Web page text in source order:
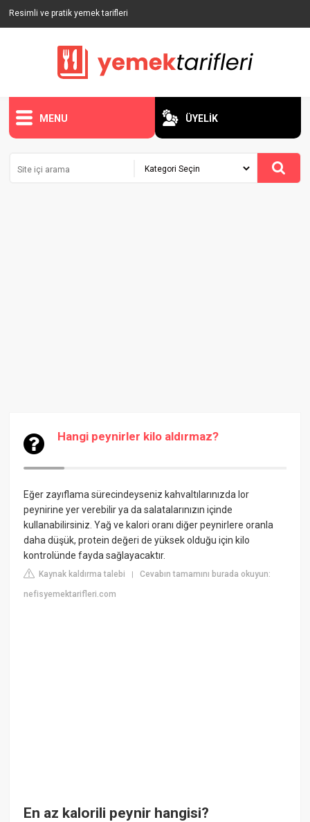
Resimli ve pratik yemek tarifleri
MENU ÜYELİK
Hangi peynirler kilo aldırmaz?
Eğer zayıflama sürecindeyseniz kahvaltılarınızda lor
peynirine yer verebilir ya da salatalarınızın içinde
kullanabilirsiniz. Yağ ve kalori oranı diğer peynirlere oranla
daha düşük, protein değeri de yüksek olduğu için kilo
kontrolünde fayda sağlayacaktır.
Kaynak kaldırma talebi |Cevabın tamamını burada okuyun:
nefisyemektarifleri.com
En az kalorili peynir hangisi?